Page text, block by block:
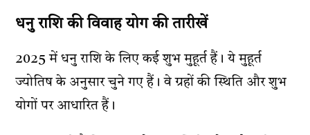
धनु राशि की विवाह योग की तारीखें
2025 में धनु राशि के लिए कई शुभ मुहूर्त हैं। ये मुहूर्त
ज्योतिष के अनुसार चुने गए हैं। वे ग्रहों की स्थिति और शुभ
योगों पर आधारित हैं।